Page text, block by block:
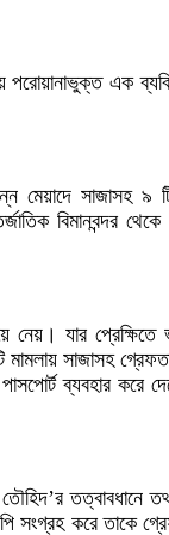
পরোয়ানাভুক্ত এক
মেয়াদে সাজাসহ ৯
বিমানবন্দর
নেয়। যার প্রেক্ষিতে
সাজাসহ
ব্যবহার করে
তত্বাবধানে
সংগ্রহ করে তাকে